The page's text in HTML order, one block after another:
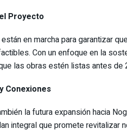
Proyecto
en marcha para garantizar
Con un enfoque en la
las obras estén listas antes de
Conexiones
la futura expansión hacia
integral que promete